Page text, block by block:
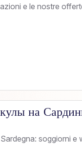
e le nostre
на
soggiorni